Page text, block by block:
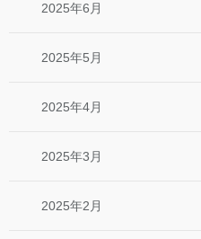
2025年6月
2025年5月
2025年4月
2025年3月
2025年2月